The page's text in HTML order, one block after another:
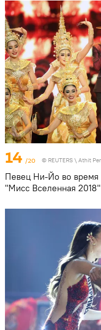
14 /20 © REUTERS \ Athit
Певец Ни-Йо во время
"Мисс Вселенная